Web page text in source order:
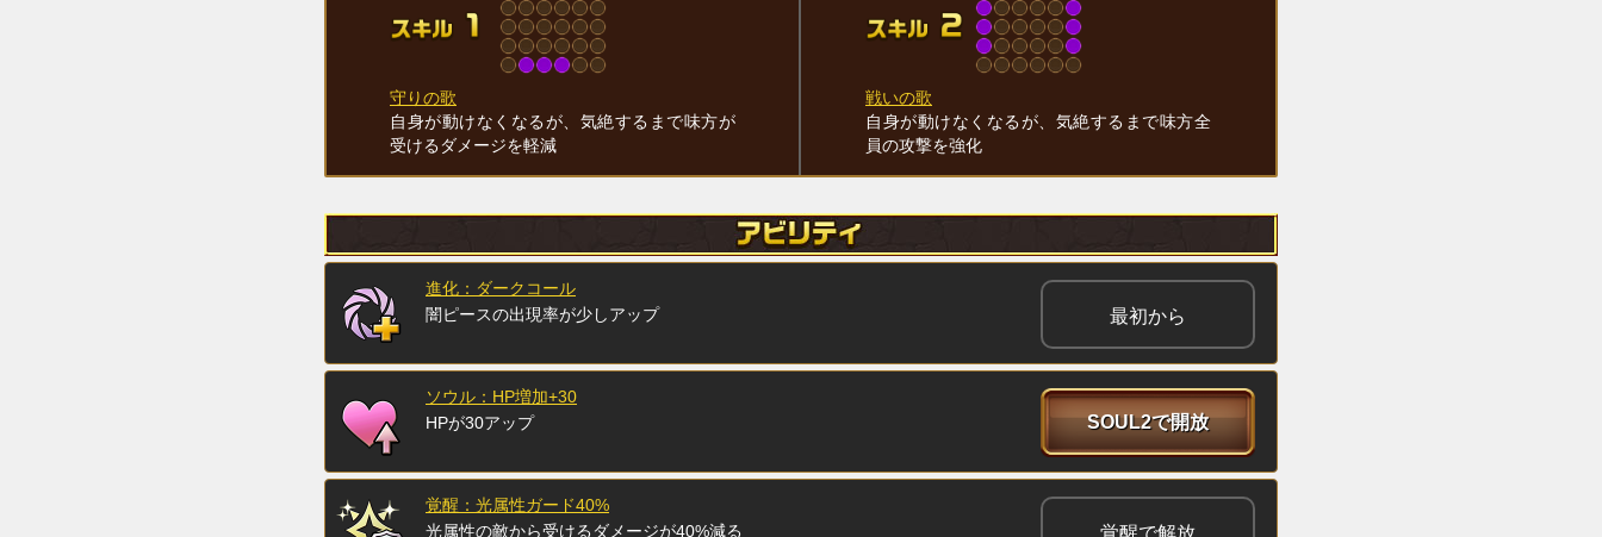
守りの歌
自身が動けなくなるが、気絶するまで味方が
受けるダメージを軽減
戦いの歌
自身が動けなくなるが、気絶するまで味方全
員の攻撃を強化
進化：ダークコール
闇ピースの出現率が少しアップ
最初から
ソウル：HP増加+30
HPが30アップ
SOUL2で開放
覚醒：光属性ガード40%
光属性の敵から受けるダメージが40%減る
覚醒で解放